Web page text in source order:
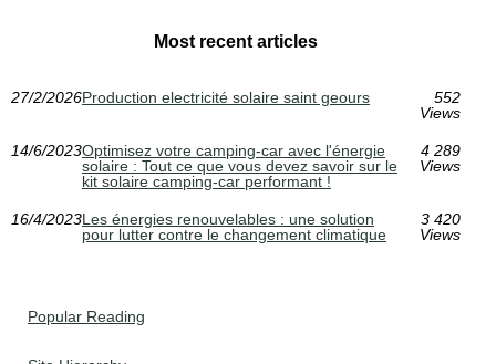
Most recent articles
27/2/2026Production electricité solaire saint geours
552
Views
14/6/2023Optimisez votre camping-car avec l'énergie
solaire : Tout ce que vous devez savoir sur le
kit solaire camping-car performant !
4 289
Views
16/4/2023Les énergies renouvelables : une solution
pour lutter contre le changement climatique
3 420
Views
Popular Reading